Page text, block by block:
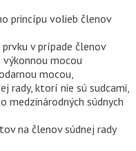
princípu volieb členov
v prípade členov
výkonnou mocou
mocou,
rady, ktorí nie sú sudcami,
medzinárodných súdnych
na členov súdnej rady